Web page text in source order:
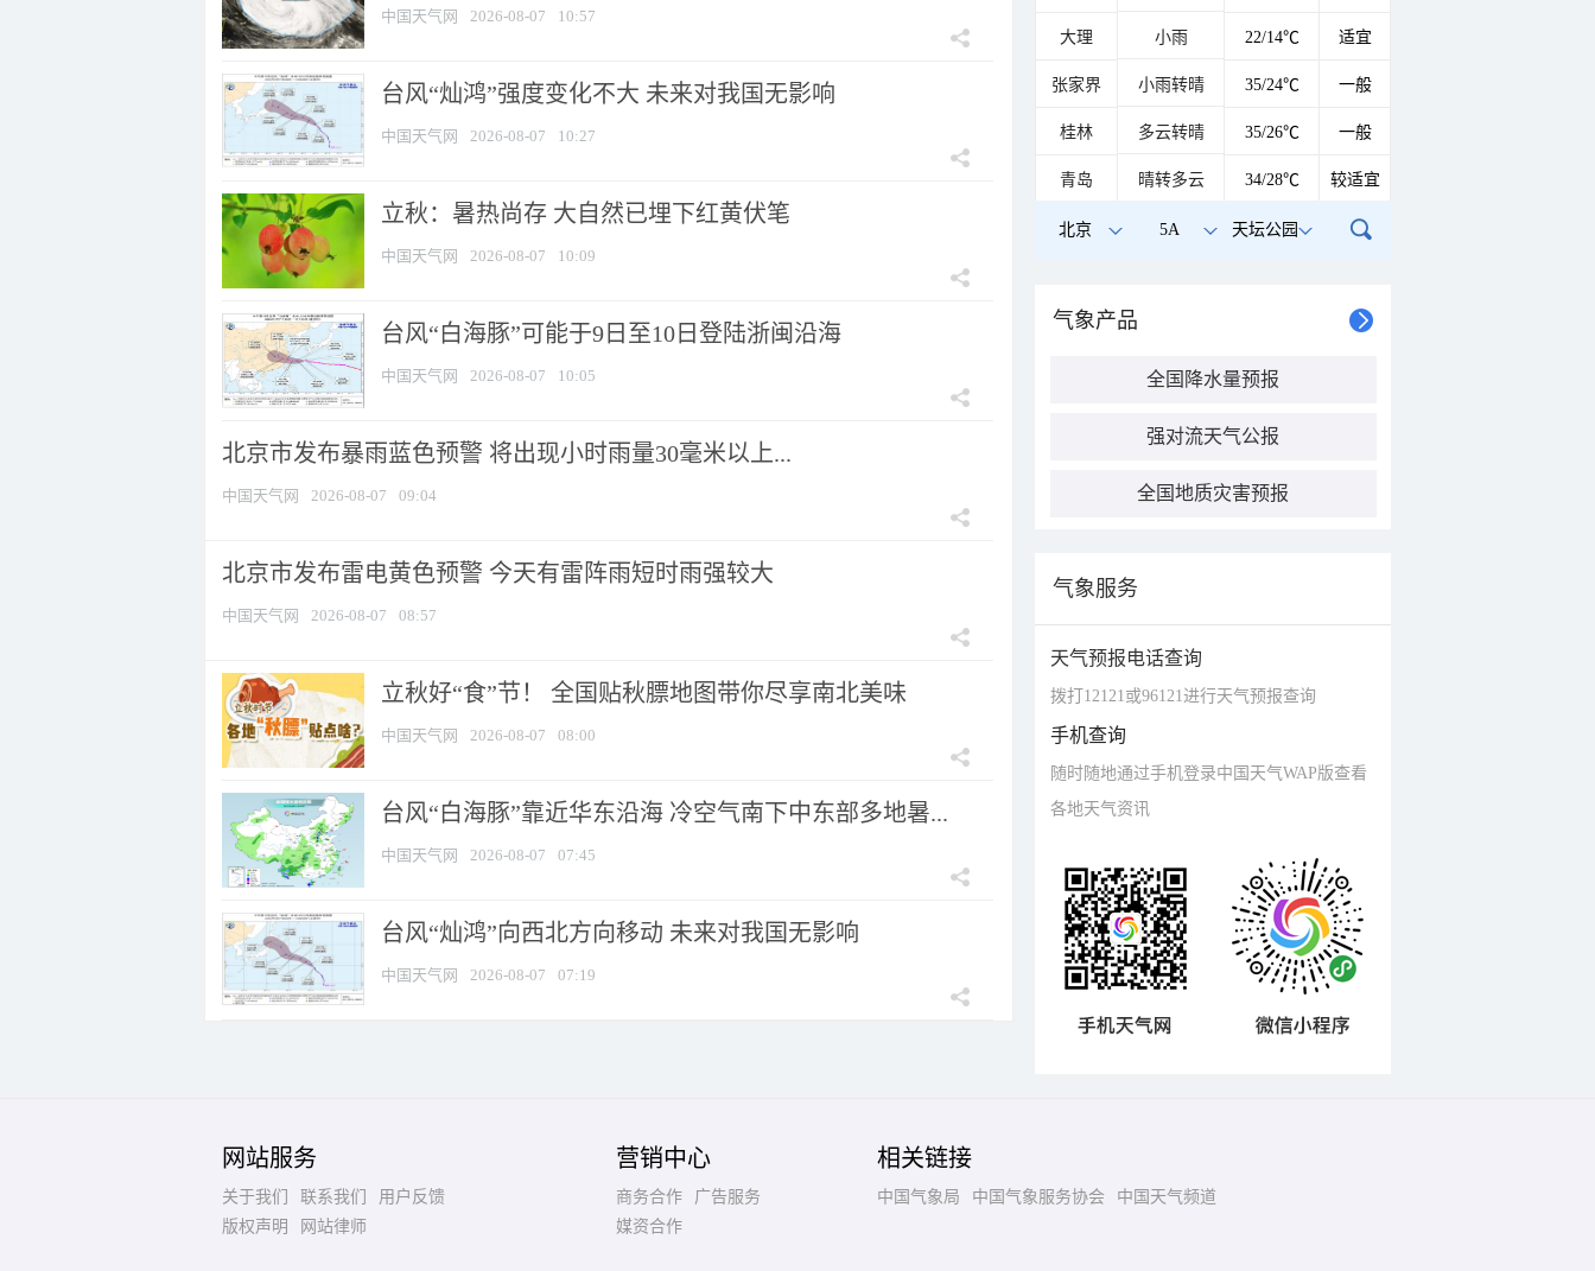
中国天气网 2026-08-07 10:57
台风“灿鸿”强度变化不大 未来对我国无影响
中国天气网 2026-08-07 10:27
立秋：暑热尚存 大自然已埋下红黄伏笔
中国天气网 2026-08-07 10:09
台风“白海豚”可能于9日至10日登陆浙闽沿海
中国天气网 2026-08-07 10:05
北京市发布暴雨蓝色预警 将出现小时雨量30毫米以上...
中国天气网 2026-08-07 09:04
北京市发布雷电黄色预警 今天有雷阵雨短时雨强较大
中国天气网 2026-08-07 08:57
立秋好“食”节！ 全国贴秋膘地图带你尽享南北美味
中国天气网 2026-08-07 08:00
台风“白海豚”靠近华东沿海 冷空气南下中东部多地暑...
中国天气网 2026-08-07 07:45
台风“灿鸿”向西北方向移动 未来对我国无影响
中国天气网 2026-08-07 07:19
大理 小雨 22/14℃ 适宜
张家界 小雨转晴 35/24℃ 一般
桂林 多云转晴 35/26℃ 一般
青岛 晴转多云 34/28℃ 较适宜
北京 5A 天坛公园
气象产品
全国降水量预报
强对流天气公报
全国地质灾害预报
气象服务
天气预报电话查询
拨打12121或96121进行天气预报查询
手机查询
随时随地通过手机登录中国天气WAP版查看
各地天气资讯
网站服务
关于我们 联系我们
用户反馈
版权声明
网站律师
营销中心
商务合作
广告服务
媒资合作
相关链接
中国气象局 中国气象服务协会 中国天气频道